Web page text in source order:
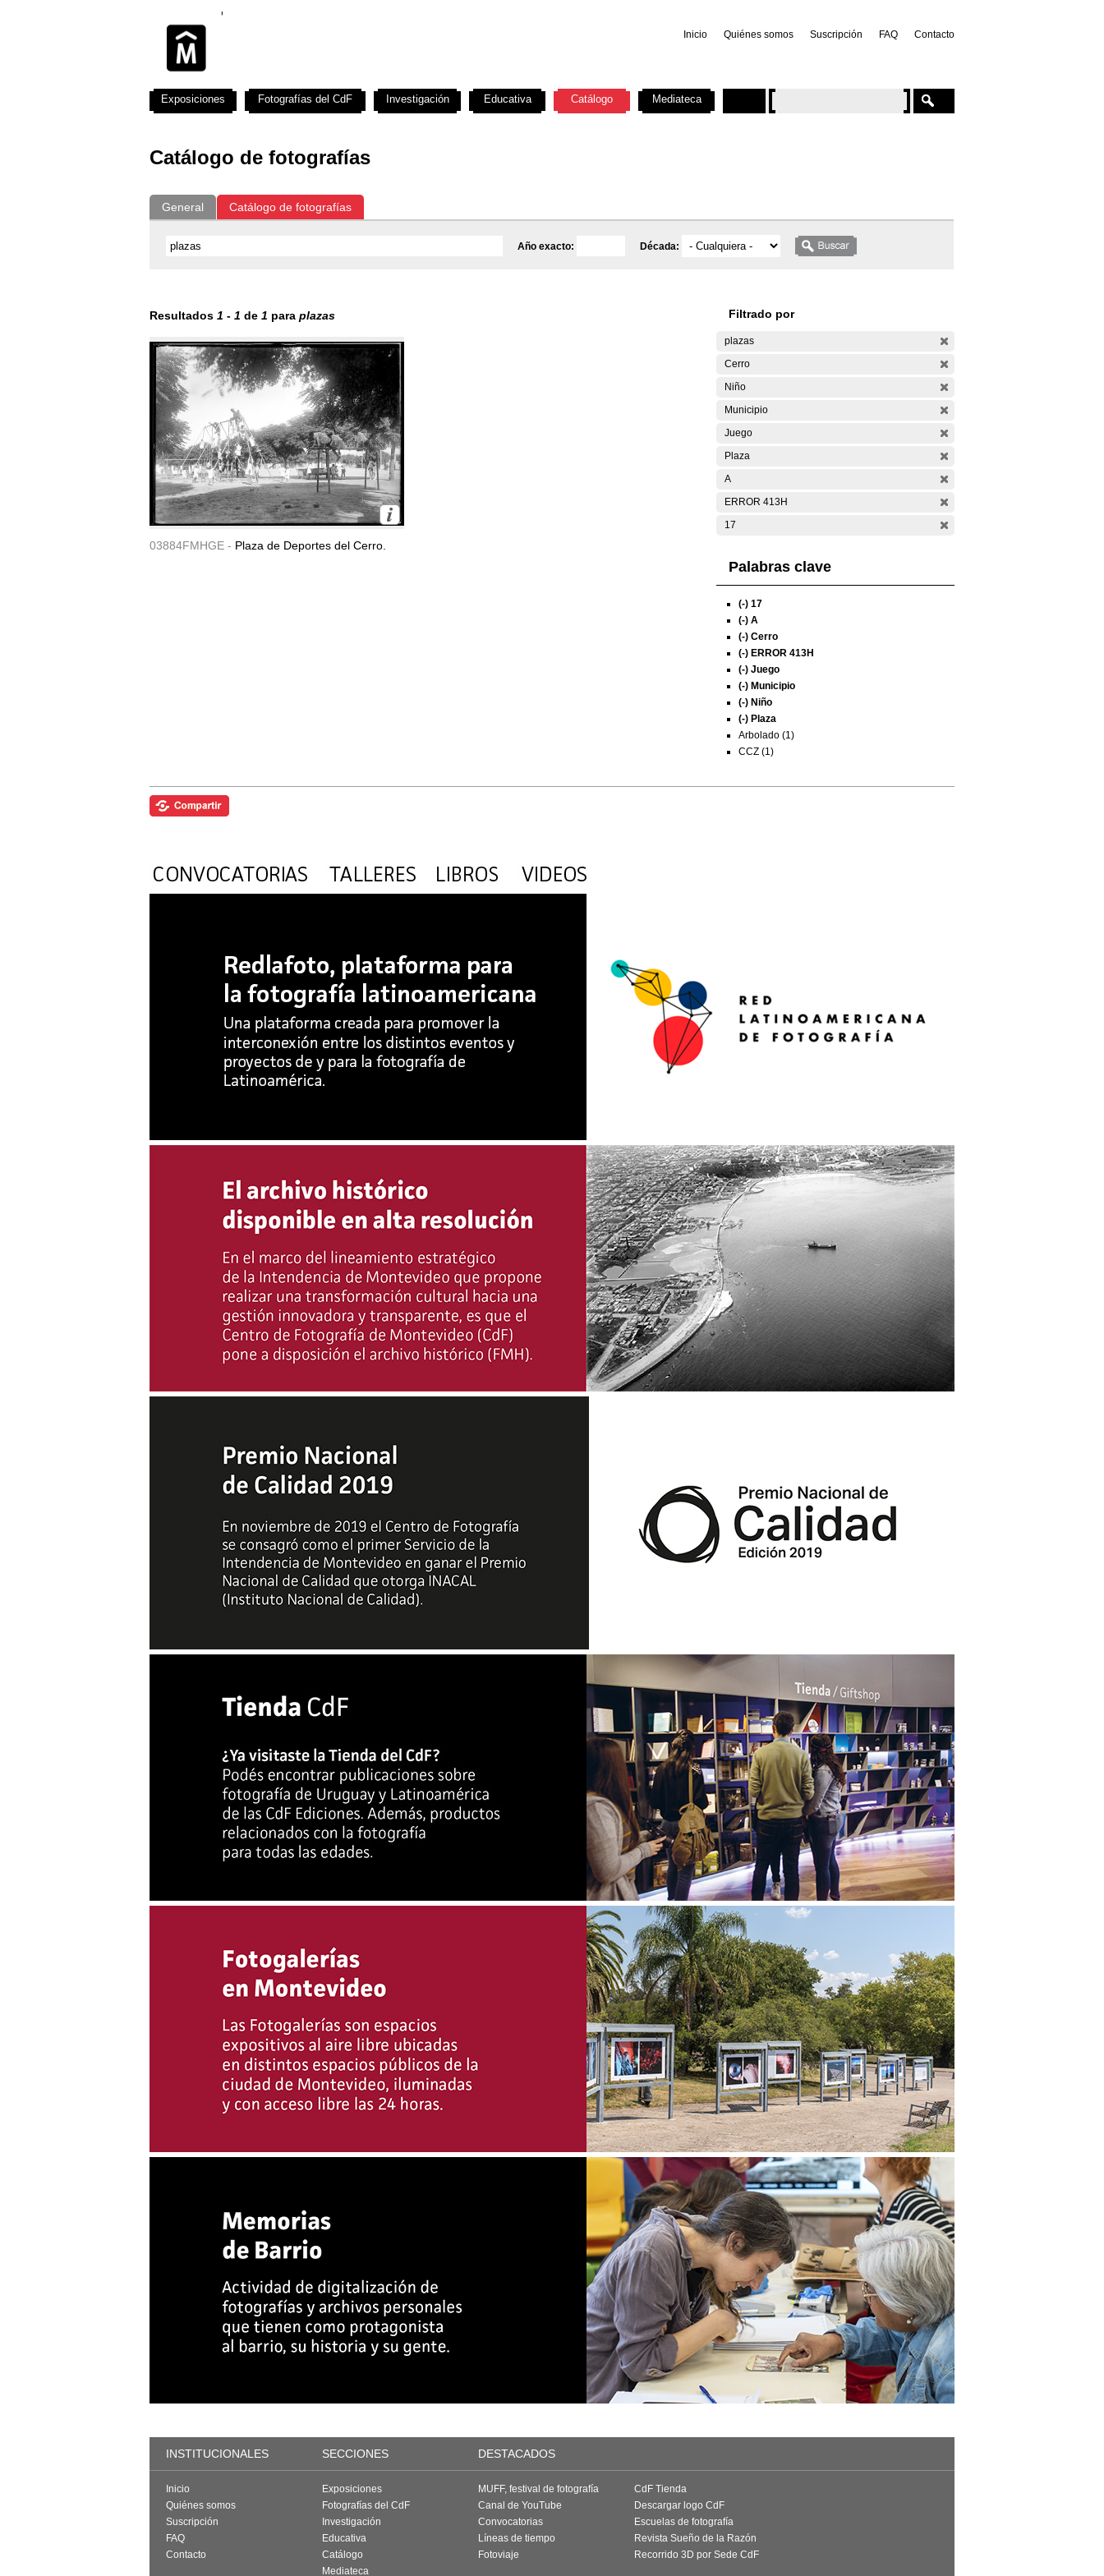
Inicio Quiénes somos Suscripción FAQ Contacto
Catálogo de fotografías
General Catálogo de fotografías
Año exacto: Década:
Resultados 1 - 1 de 1 para plazas
03884FMHGE - Plaza de Deportes del Cerro.
Filtrado por
plazas
Cerro
Niño
Municipio
Juego
Plaza
A
ERROR 413H
17
Palabras clave
(-) 17
(-) A
(-) Cerro
(-) ERROR 413H
(-) Juego
(-) Municipio
(-) Niño
(-) Plaza
Arbolado (1)
CCZ (1)
Exposiciones Fotografías del CdF Investigación Educativa Catálogo Mediateca
INSTITUCIONALES SECCIONES DESTACADOS
Inicio
Quiénes somos
Suscripción
FAQ
Contacto
Exposiciones
Fotografías del CdF
Investigación
Educativa
Catálogo
Mediateca
MUFF, festival de fotografía
Canal de YouTube
Convocatorias
Líneas de tiempo
Fotoviaje
CdF Tienda
Descargar logo CdF
Escuelas de fotografía
Revista Sueño de la Razón
Recorrido 3D por Sede CdF